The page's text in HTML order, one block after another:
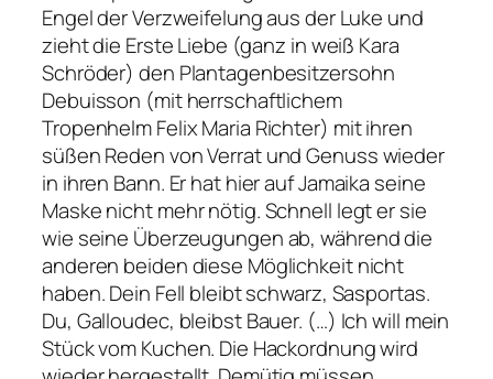
Engel der Verzweifelung aus der Luke und
zieht die Erste Liebe (ganz in weiß Kara
Schröder) den Plantagenbesitzersohn
Debuisson (mit herrschaftlichem
Tropenhelm Felix Maria Richter) mit ihren
süßen Reden von Verrat und Genuss wieder
in ihren Bann. Er hat hier auf Jamaika seine
Maske nicht mehr nötig. Schnell legt er sie
wie seine Überzeugungen ab, während die
anderen beiden diese Möglichkeit nicht
haben. Dein Fell bleibt schwarz, Sasportas.
Du, Galloudec, bleibst Bauer. (…) Ich will mein
Stück vom Kuchen. Die Hackordnung wird